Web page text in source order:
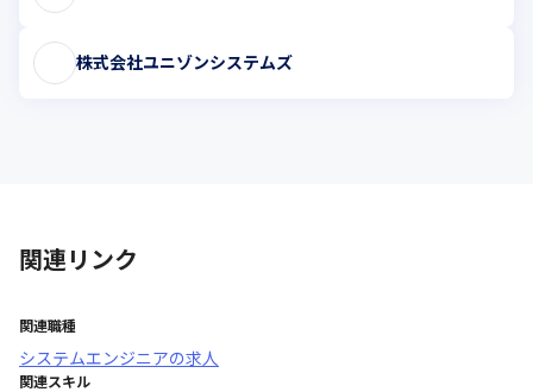
株式会社ユニゾンシステムズ
関連リンク
関連職種
システムエンジニアの求人
関連スキル